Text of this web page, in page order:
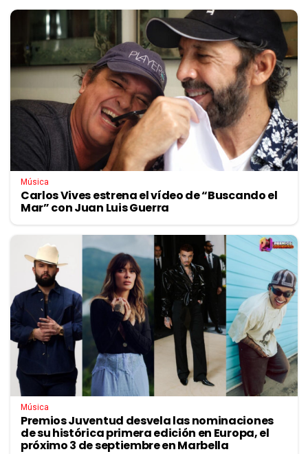
Música
Carlos Vives estrena el vídeo de “Buscando el
Mar” con Juan Luis Guerra
Música
Premios Juventud desvela las nominaciones
de su histórica primera edición en Europa, el
próximo 3 de septiembre en Marbella